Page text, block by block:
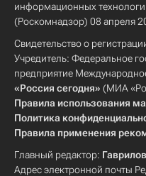
информационных
(Роскомнадзор) 08 апреля
Свидетельство о
Учредитель: Федеральное
предприятие
«Россия сегодня» (МИА
Правила использования
Политика
Правила применения
Главный редактор:
Адрес электронной почты